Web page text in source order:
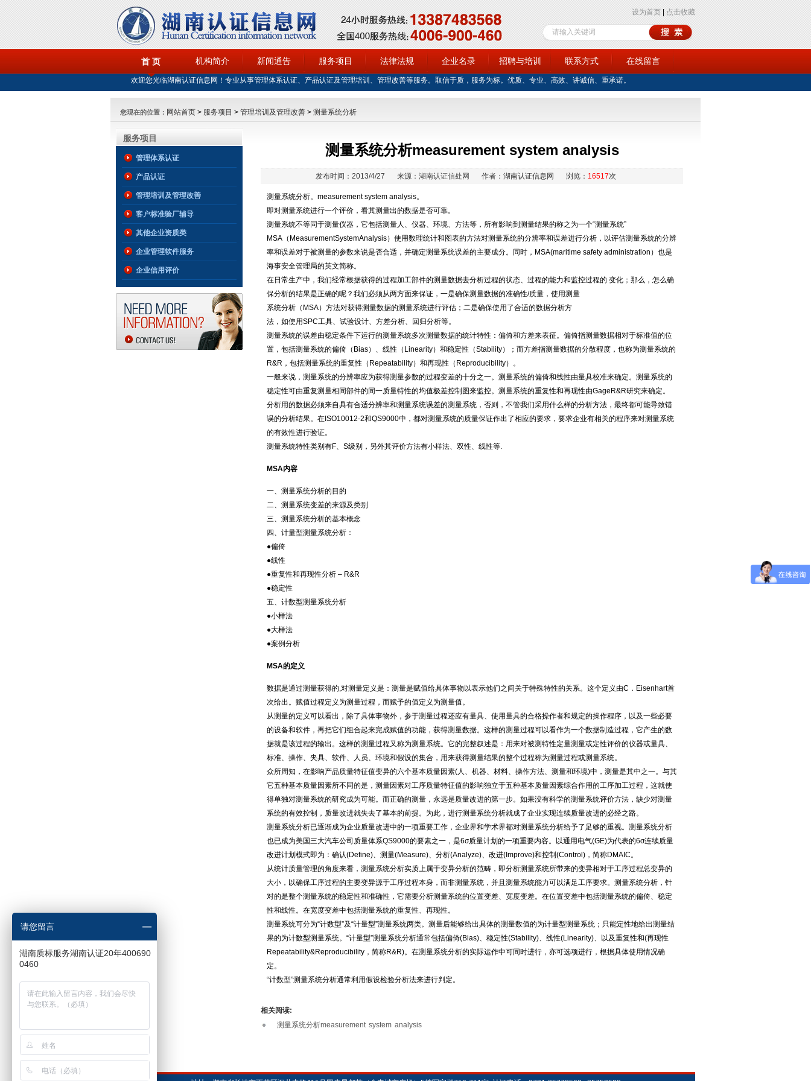
设为首页 点击收藏
首 页
欢迎您光临湖南认证信息网！专业从事管理体系认证、产品认证及管理培训、管理改善等服务。取信于质，服务为标。优质、专业、高效、讲诚信、重承诺。
机构简介 新闻通告 服务项目 法律法规 企业名录 招聘与培训 联系方式 在线留言
您现在的位置： 网站首页 > 服务项目 > 管理培训及管理改善 > 测量系统分析
服务项目
管理体系认证
产品认证
管理培训及管理改善
客户标准验厂辅导
其他企业资质类
企业管理软件服务
企业信用评价
测量系统分析measurement system analysis
发布时间：2013/4/27 来源： 湖南认证信处网 作者：湖南认证信息网 浏览： 16517次
测量系统分析。measurement system analysis。
即对测量系统进行一个评价，看其测量出的数据是否可靠。
测量系统不等同于测量仪器，它包括测量人、仪器、环境、方法等，所有影响到测量结果的称之为一个“测量系统”
MSA（MeasurementSystemAnalysis）使用数理统计和图表的方法对测量系统的分辨率和误差进行分析，以评估测量系统的分辨
率和误差对于被测量的参数来说是否合适，并确定测量系统误差的主要成分。同时，MSA(maritime safety administration）也是
海事安全管理局的英文简称。
在日常生产中，我们经常根据获得的过程加工部件的测量数据去分析过程的状态、过程的能力和监控过程的 变化；那么，怎么确
保分析的结果是正确的呢？我们必须从两方面来保证，一是确保测量数据的准确性/质量，使用测量
系统分析（MSA）方法对获得测量数据的测量系统进行评估；二是确保使用了合适的数据分析方
法，如使用SPC工具、试验设计、方差分析、回归分析等。
测量系统的误差由稳定条件下运行的测量系统多次测量数据的统计特性：偏倚和方差来表征。偏倚指测量数据相对于标准值的位
置，包括测量系统的偏倚（Bias）、线性（Linearity）和稳定性（Stability）；而方差指测量数据的分散程度，也称为测量系统的
R&R，包括测量系统的重复性（Repeatability）和再现性（Reproducibility）。
一般来说，测量系统的分辨率应为获得测量参数的过程变差的十分之一。测量系统的偏倚和线性由量具校准来确定。测量系统的
稳定性可由重复测量相同部件的同一质量特性的均值极差控制图来监控。测量系统的重复性和再现性由GageR&R研究来确定。
分析用的数据必须来自具有合适分辨率和测量系统误差的测量系统，否则，不管我们采用什么样的分析方法，最终都可能导致错
误的分析结果。在ISO10012-2和QS9000中，都对测量系统的质量保证作出了相应的要求，要求企业有相关的程序来对测量系统
的有效性进行验证。
测量系统特性类别有F、S级别，另外其评价方法有小样法、双性、线性等.
MSA内容
一、测量系统分析的目的
二、测量系统变差的来源及类别
三、测量系统分析的基本概念
四、计量型测量系统分析：
●偏倚
●线性
●重复性和再现性分析 – R&R
●稳定性
五、计数型测量系统分析
●小样法
●大样法
●案例分析
MSA的定义
数据是通过测量获得的,对测量定义是：测量是赋值给具体事物以表示他们之间关于特殊特性的关系。这个定义由C．Eisenhart首
次给出。赋值过程定义为测量过程，而赋予的值定义为测量值。
从测量的定义可以看出，除了具体事物外，参于测量过程还应有量具、使用量具的合格操作者和规定的操作程序，以及一些必要
的设备和软件，再把它们组合起来完成赋值的功能，获得测量数据。这样的测量过程可以看作为一个数据制造过程，它产生的数
据就是该过程的输出。这样的测量过程又称为测量系统。它的完整叙述是：用来对被测特性定量测量或定性评价的仪器或量具、
标准、操作、夹具、软件、人员、环境和假设的集合，用来获得测量结果的整个过程称为测量过程或测量系统。
众所周知，在影响产品质量特征值变异的六个基本质量因素(人、机器、材料、操作方法、测量和环境)中，测量是其中之一。与其
它五种基本质量因素所不同的是，测量因素对工序质量特征值的影响独立于五种基本质量因素综合作用的工序加工过程，这就使
得单独对测量系统的研究成为可能。而正确的测量，永远是质量改进的第一步。如果没有科学的测量系统评价方法，缺少对测量
系统的有效控制，质量改进就失去了基本的前提。为此，进行测量系统分析就成了企业实现连续质量改进的必经之路。
测量系统分析已逐渐成为企业质量改进中的一项重要工作，企业界和学术界都对测量系统分析给予了足够的重视。测量系统分析
也已成为美国三大汽车公司质量体系QS9000的要素之一，是6σ质量计划的一项重要内容。以通用电气(GE)为代表的6σ连续质量
改进计划模式即为：确认(Define)、测量(Measure)、分析(Analyze)、改进(Improve)和控制(Control)，简称DMAIC。
从统计质量管理的角度来看，测量系统分析实质上属于变异分析的范畴，即分析测量系统所带来的变异相对于工序过程总变异的
大小，以确保工序过程的主要变异源于工序过程本身，而非测量系统，并且测量系统能力可以满足工序要求。测量系统分析，针
对的是整个测量系统的稳定性和准确性，它需要分析测量系统的位置变差、宽度变差。在位置变差中包括测量系统的偏倚、稳定
性和线性。在宽度变差中包括测量系统的重复性、再现性。
测量系统可分为“计数型”及“计量型”测量系统两类。测量后能够给出具体的测量数值的为计量型测量系统；只能定性地给出测量结
果的为计数型测量系统。“计量型”测量系统分析通常包括偏倚(Bias)、稳定性(Stability)、线性(Linearity)、以及重复性和(再现性
Repeatability&Reproducibility，简称R&R)。在测量系统分析的实际运作中可同时进行，亦可选项进行，根据具体使用情况确
定。
“计数型”测量系统分析通常利用假设检验分析法来进行判定。
相关阅读:
测量系统分析measurement system analysis
请您留言
湖南质标服务湖南认证20年400690
0460